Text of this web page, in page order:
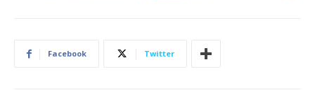
Facebook Twitter